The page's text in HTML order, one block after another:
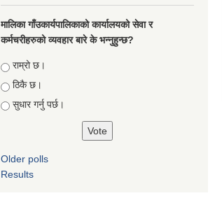
मालिका गाँउकार्यपालिकाको कार्यालयको सेवा र
कर्मचरीहरुको व्यवहार बारे के भन्नुहुन्छ?
Choices
राम्रो छ।
ठिकै छ।
सुधार गर्नु पर्छ।
Older polls
Results